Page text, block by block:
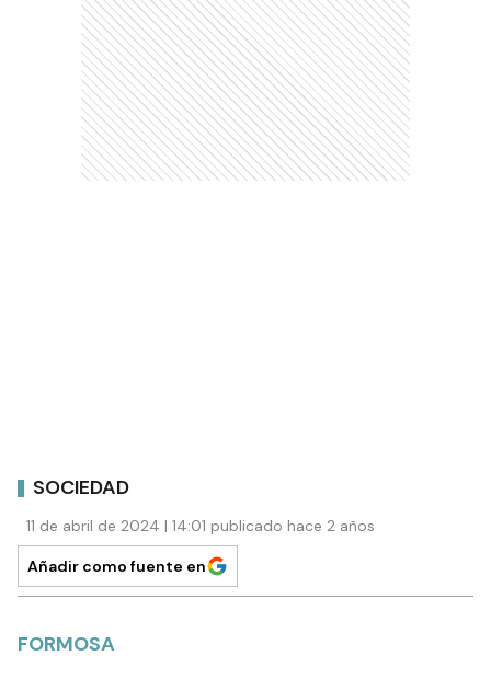
SOCIEDAD
11 de abril de 2024 | 14:01 publicado hace 2 años
Añadir como fuente en
FORMOSA